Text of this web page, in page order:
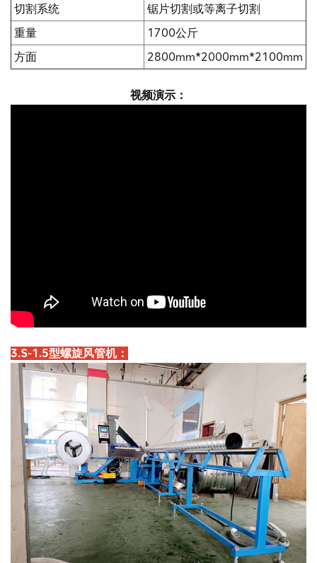
切割系统
锯片切割或等离子切割
重量
1700公斤
方面
2800mm*2000mm*2100mm
视频演示：
3.S-1.5型螺旋风管机：